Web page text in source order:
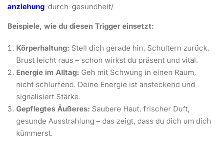
anziehung-durch-gesundheit/
Beispiele, wie du diesen Trigger einsetzt:
Körperhaltung: Stell dich gerade hin, Schultern zurück,
Brust leicht raus – schon wirkst du präsent und vital.
Energie im Alltag: Geh mit Schwung in einen Raum,
nicht schlurfend. Deine Energie ist ansteckend und
signalisiert Stärke.
Gepflegtes Äußeres: Saubere Haut, frischer Duft,
gesunde Ausstrahlung – das zeigt, dass du dich um dich
kümmerst.